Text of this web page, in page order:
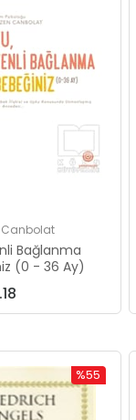
Canbolat
Bağlanma
(0 - 36 Ay)
%55
İndirim
%55İndirim